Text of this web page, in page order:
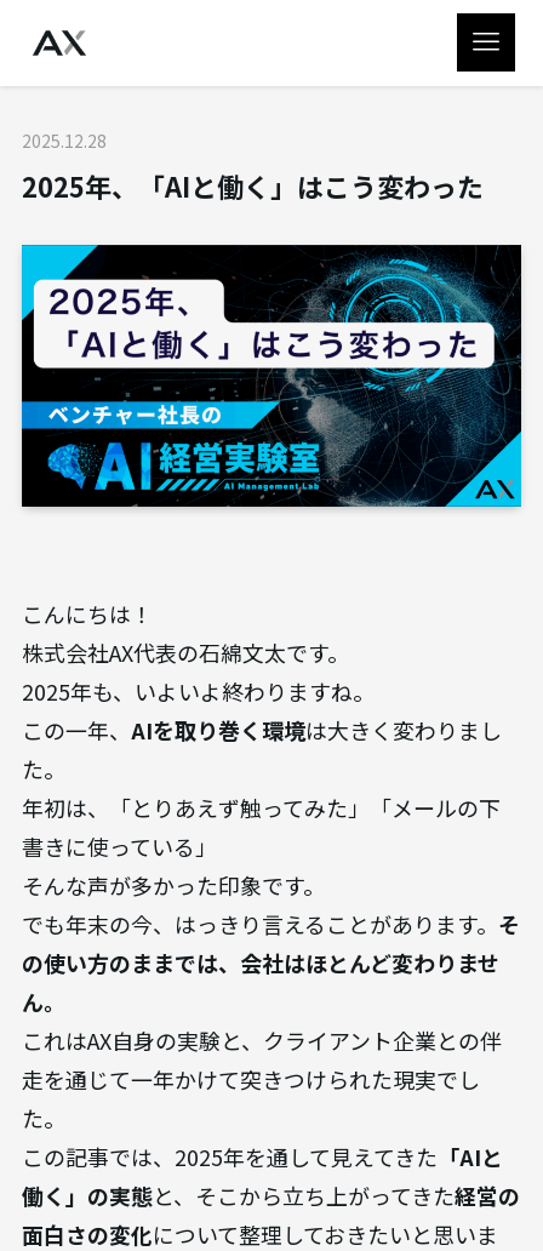
2025.12.28
2025年、「AIと働く」はこう変わった
こんにちは！
株式会社AX代表の石綿文太です。
2025年も、いよいよ終わりますね。
この一年、 AIを取り巻く環境は大きく変わりまし
た。
年初は、「とりあえず触ってみた」「メールの下
書きに使っている」
そんな声が多かった印象です。
でも年末の今、はっきり言えることがあります。 そ
の使い方のままでは、会社はほとんど変わりませ
ん。
これはAX自身の実験と、クライアント企業との伴
走を通じて一年かけて突きつけられた現実でし
た。
この記事では、2025年を通して見えてきた 「AIと
働く」の実態と、そこから立ち上がってきた経営の
面白さの変化について整理しておきたいと思いま